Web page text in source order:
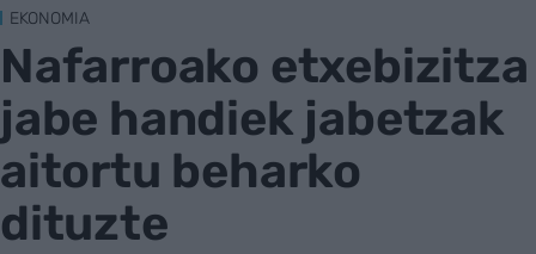
EKONOMIA
Nafarroako etxebizitza
jabe handiek jabetzak
aitortu beharko
dituzte